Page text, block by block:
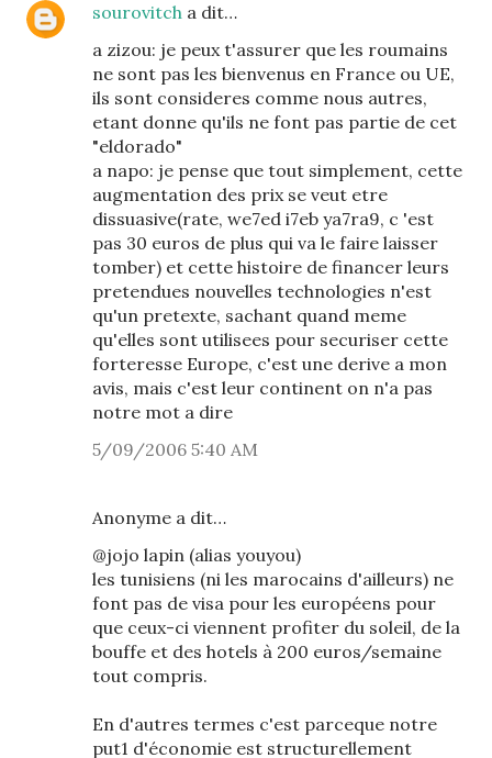
sourovitch a dit…
a zizou: je peux t'assurer que les roumains
ne sont pas les bienvenus en France ou UE,
ils sont consideres comme nous autres,
etant donne qu'ils ne font pas partie de cet
"eldorado"
a napo: je pense que tout simplement, cette
augmentation des prix se veut etre
dissuasive(rate, we7ed i7eb ya7ra9, c 'est
pas 30 euros de plus qui va le faire laisser
tomber) et cette histoire de financer leurs
pretendues nouvelles technologies n'est
qu'un pretexte, sachant quand meme
qu'elles sont utilisees pour securiser cette
forteresse Europe, c'est une derive a mon
avis, mais c'est leur continent on n'a pas
notre mot a dire
5/09/2006 5:40 AM
Anonyme a dit…
@jojo lapin (alias youyou)
les tunisiens (ni les marocains d'ailleurs) ne
font pas de visa pour les européens pour
que ceux-ci viennent profiter du soleil, de la
bouffe et des hotels à 200 euros/semaine
tout compris.
En d'autres termes c'est parceque notre
put1 d'économie est structurellement